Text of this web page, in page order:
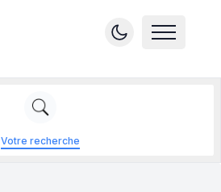
Votre recherche